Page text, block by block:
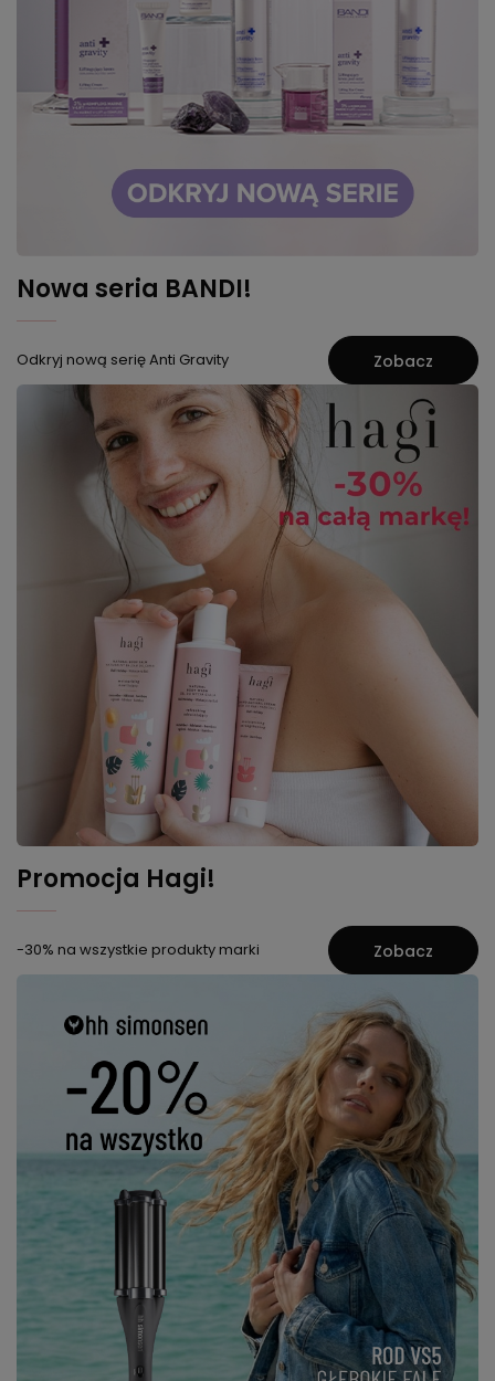
Nowa seria BANDI!
Odkryj nową serię Anti Gravity Zobacz
Promocja Hagi!
-30% na wszystkie produkty marki Zobacz